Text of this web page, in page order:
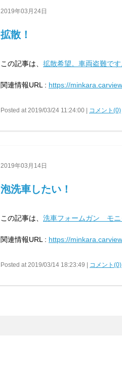
2019年03月24日
拡散！
この記事は、 拡散希望。車両盗難です
関連情報URL : https://
Posted at 2019/03/24 11:24:00 | コメント(0)
2019年03月14日
泡洗車したい！
この記事は、 洗車フォームガン モニ
関連情報URL : https://
Posted at 2019/03/14 18:23:49 | コメント(0)